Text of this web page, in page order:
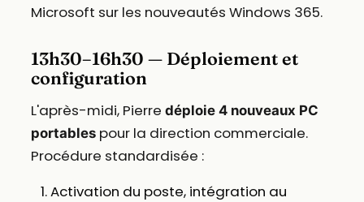
Microsoft sur les nouveautés Windows 365.
13h30–16h30 — Déploiement et
configuration
L'après-midi, Pierre déploie 4 nouveaux PC
portablespour la direction commerciale.
Procédure standardisée :
Activation du poste, intégration au